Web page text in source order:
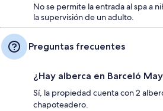
No se permite la entrada al spa a
la supervisión de un adulto.
Preguntas frecuentes
¿Hay alberca en Barceló
Sí, la propiedad cuenta con 2
chapoteadero.